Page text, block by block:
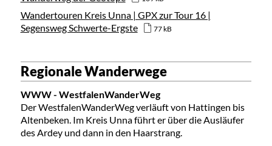
Wandertouren Kreis Unna | GPX zur Tour 16 |
Segensweg Schwerte-Ergste
77 kB
Regionale Wanderwege
WWW - WestfalenWanderWeg
Der WestfalenWanderWeg verläuft von Hattingen bis
Altenbeken. Im Kreis Unna führt er über die Ausläufer
des Ardey und dann in den Haarstrang.